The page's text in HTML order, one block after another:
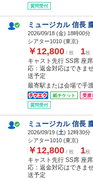
質問受付
ミュージカル 信長
2026/09/18 (金) 18時00分
シアター1010 (東京)
￥12,800 / 枚 1枚
キャスト先行 SS席 座
応：返金対応はできま
送予定
最寄駅または会場で手
紙チケット 受渡
質問受付
ミュージカル 信長
2026/09/19 (土) 12時30分
シアター1010 (東京)
￥12,800 / 枚 1枚
キャスト先行 SS席 座
応：返金対応はできま
送予定